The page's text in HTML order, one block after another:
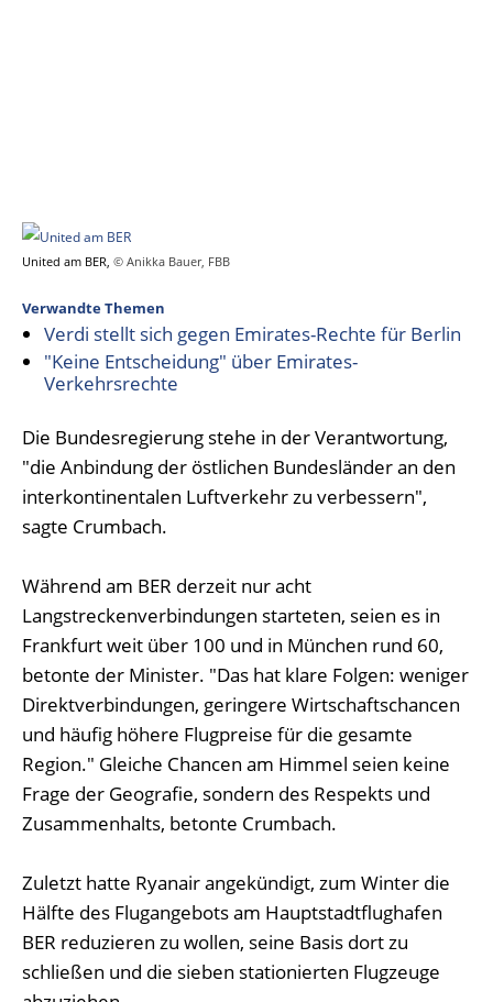
United am BER, © Anikka Bauer, FBB
Verwandte Themen
Verdi stellt sich gegen Emirates-Rechte für Berlin
"Keine Entscheidung" über Emirates-
Verkehrsrechte
Die Bundesregierung stehe in der Verantwortung,
"die Anbindung der östlichen Bundesländer an den
interkontinentalen Luftverkehr zu verbessern",
sagte Crumbach.
Während am BER derzeit nur acht
Langstreckenverbindungen starteten, seien es in
Frankfurt weit über 100 und in München rund 60,
betonte der Minister. "Das hat klare Folgen: weniger
Direktverbindungen, geringere Wirtschaftschancen
und häufig höhere Flugpreise für die gesamte
Region." Gleiche Chancen am Himmel seien keine
Frage der Geografie, sondern des Respekts und
Zusammenhalts, betonte Crumbach.
Zuletzt hatte Ryanair angekündigt, zum Winter die
Hälfte des Flugangebots am Hauptstadtflughafen
BER reduzieren zu wollen, seine Basis dort zu
schließen und die sieben stationierten Flugzeuge